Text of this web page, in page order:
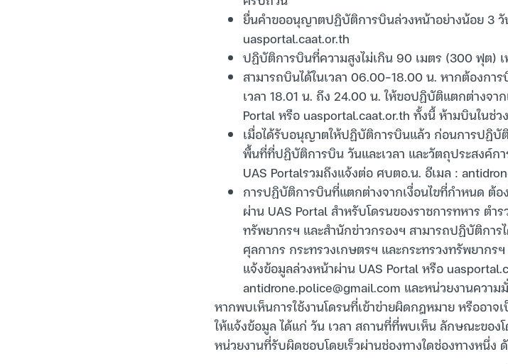
ยื่นคำขออนุญาตปฏิบัติการบินล่วงหน้าอย่างน้อย 3
uasportal.caat.or.th
ปฏิบัติการบินที่ความสูงไม่เกิน 90 เมตร (300 ฟุต)
สามารถบินได้ในเวลา 06.00–18.00 น. หากต้องกา
เวลา 18.01 น. ถึง 24.00 น. ให้ขอปฏิบัติแตกต่างจา
Portal หรือ uasportal.caat.or.th ทั้งนี้ ห้ามบินในช่
เมื่อได้รับอนุญาตให้ปฏิบัติการบินแล้ว ก่อนการปฏิ
พื้นที่ที่ปฏิบัติการบิน วันและเวลา และวัตถุประสงค์
UAS Portalรวมถึงแจ้งต่อ ศบตอ.น. อีเมล :
การปฏิบัติการบินที่แตกต่างจากเงื่อนไขที่กำหนด ต้
ผ่าน UAS Portal สำหรับโดรนของราชการทหาร ตำ
ทรัพยากรฯ และสำนักข่าวกรองฯ สามารถปฏิบัติการ
ศุลกากร กระทรวงเกษตรฯ และกระทรวงทรัพยาก
แจ้งข้อมูลล่วงหน้าผ่าน UAS Portal หรือ
antidrone.police@gmail.com และหน่วยงานควา
หากพบเห็นการใช้งานโดรนที่เข้าข่ายผิดกฎหมาย หรืออ
ให้แจ้งข้อมูล ได้แก่ วัน เวลา สถานที่ที่พบเห็น ลักษณะของ
หน่วยงานที่รับผิดชอบโดยเร็วผ่านช่องทางใดช่องทางหนึ่ง